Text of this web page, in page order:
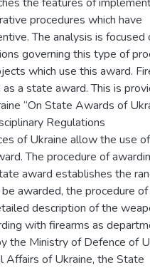
procedures which have
The analysis is focused
governing this type of
which use this award.
a state award. This is
“On State Awards of
Regulations
of Ukraine allow the use
The procedure of
award establishes the
awarded, the procedure
description of the
with firearms as
the Ministry of Defence of
Affairs of Ukraine, the State